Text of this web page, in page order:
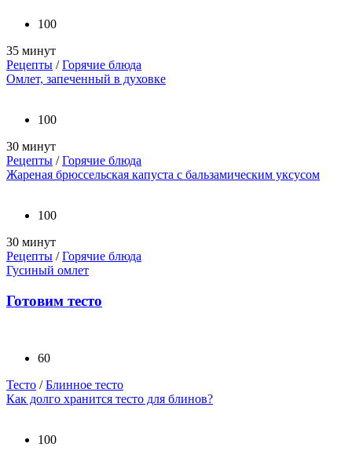
100
35 минут
Рецепты /Горячие блюда
Омлет, запеченный в духовке
100
30 минут
Рецепты /Горячие блюда
Жареная брюссельская капуста с бальзамическим уксусом
100
30 минут
Рецепты /Горячие блюда
Гусиный омлет
Готовим тесто
60
Тесто /Блинное тесто
Как долго хранится тесто для блинов?
100